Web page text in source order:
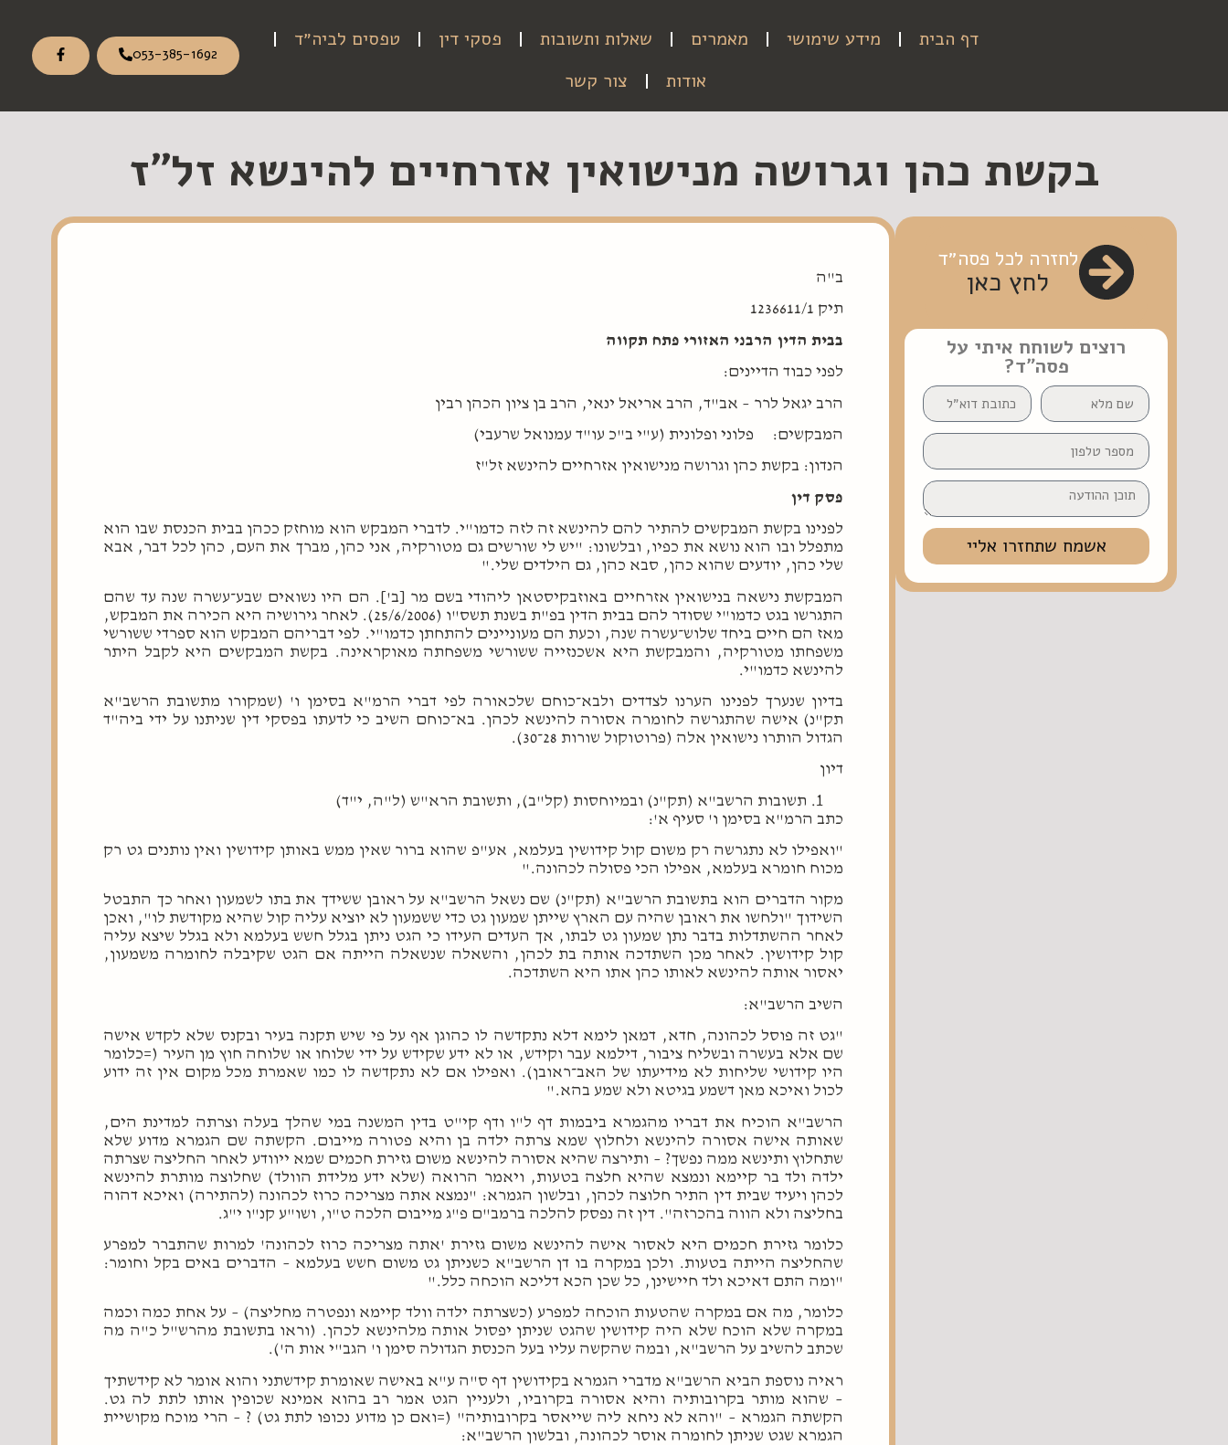
דף הבית מידע שימושי מאמרים שאלות ותשובות פסקי דין
טפסים לביה״ד
אודות
צור קשר
053-385-1692
בקשת כהן וגרושה מנישואין אזרחיים להינשא זל"ז
לחזרה לכל פסה״ד
לחץ כאן
רוצים לשוחח איתי על
פסה״ד?
אשמח שתחזרו אליי
ב"ה
תיק 1236611/1
בבית הדין הרבני האזורי פתח תקווה
לפני כבוד הדיינים:
הרב יגאל לרר – אב"ד, הרב אריאל ינאי, הרב בן ציון הכהן רבין
המבקשים: פלוני ופלונית (ע"י ב"כ עו"ד עמנואל שרעבי)
הנדון: בקשת כהן וגרושה מנישואין אזרחיים להינשא זל"ז
פסק דין
לפנינו בקשת המבקשים להתיר להם להינשא זה לזה כדמו"י. לדברי המבקש הוא מוחזק ככהן בבית הכנסת שבו הוא
מתפלל ובו הוא נושא את כפיו, ובלשונו: "יש לי שורשים גם מטורקיה, אני כהן, מברך את העם, כהן לכל דבר, אבא
שלי כהן, יודעים שהוא כהן, סבא כהן, גם הילדים שלי."
המבקשת נישאה בנישואין אזרחיים באוזבקיסטאן ליהודי בשם מר [ב']. הם היו נשואים שבע־עשרה שנה עד שהם
התגרשו בגט כדמו"י שסודר להם בבית הדין בפ"ת בשנת תשס"ו (25/6/2006). לאחר גירושיה היא הכירה את המבקש,
מאז הם חיים ביחד שלוש־עשרה שנה, וכעת הם מעוניינים להתחתן כדמו"י. לפי דבריהם המבקש הוא ספרדי ששורשי
משפחתו מטורקיה, והמבקשת היא אשכנזייה ששורשי משפחתה מאוקראינה. בקשת המבקשים היא לקבל היתר
להינשא כדמו"י.
בדיון שנערך לפנינו הערנו לצדדים ולבא־כוחם שלכאורה לפי דברי הרמ"א בסימן ו' (שמקורו מתשובת הרשב"א
תק"נ) אישה שהתגרשה לחומרה אסורה להינשא לכהן. בא־כוחם השיב כי לדעתו בפסקי דין שניתנו על ידי ביה"ד
הגדול הותרו נישואין אלה (פרוטוקול שורות 28־30).
דיון
תשובות הרשב"א (תק"נ) ובמיוחסות (קל"ב), ותשובת הרא"ש (ל"ה, י"ד)
כתב הרמ"א בסימן ו' סעיף א':
"ואפילו לא נתגרשה רק משום קול קידושין בעלמא, אע"פ שהוא ברור שאין ממש באותן קידושין ואין נותנים גט רק
מכוח חומרא בעלמא, אפילו הכי פסולה לכהונה."
מקור הדברים הוא בתשובת הרשב"א (תק"נ) שם נשאל הרשב"א על ראובן ששידך את בתו לשמעון ואחר כך התבטל
השידוך "ולחשו את ראובן שהיה עם הארץ שייתן שמעון גט כדי ששמעון לא יוציא עליה קול שהיא מקודשת לו", ואכן
לאחר ההשתדלות בדבר נתן שמעון גט לבתו, אך העדים העידו כי הגט ניתן בגלל חשש בעלמא ולא בגלל שיצא עליה
קול קידושין. לאחר מכן השתדכה אותה בת לכהן, והשאלה שנשאלה הייתה אם הגט שקיבלה לחומרה משמעון,
יאסור אותה להינשא לאותו כהן אתו היא השתדכה.
השיב הרשב"א:
"גט זה פוסל לכהונה, חדא, דמאן לימא דלא נתקדשה לו כהוגן אף על פי שיש תקנה בעיר ובקנס שלא לקדש אישה
שם אלא בעשרה ובשליח ציבור, דילמא עבר וקידש, או לא ידע שקידש על ידי שלוחו או שלוחה חוץ מן העיר (=כלומר
היו קידושי שליחות לא מידיעתו של האב־ראובן). ואפילו אם לא נתקדשה לו כמו שאמרת מכל מקום אין זה ידוע
לכול ואיכא מאן דשמע בגיטא ולא שמע בהא."
הרשב"א הוכיח את דבריו מהגמרא ביבמות דף ל"ו ודף קי"ט בדין המשנה במי שהלך בעלה וצרתה למדינת הים,
שאותה אישה אסורה להינשא ולחלוץ שמא צרתה ילדה בן והיא פטורה מייבום. הקשתה שם הגמרא מדוע שלא
שתחלוץ ותינשא ממה נפשך? – ותירצה שהיא אסורה להינשא משום גזירת חכמים שמא ייוודע לאחר החליצה שצרתה
ילדה ולד בר קיימא ונמצא שהיא חלצה בטעות, ויאמר הרואה (שלא ידע מלידת הוולד) שחלוצה מותרת להינשא
לכהן ויעיד שבית דין התיר חלוצה לכהן, ובלשון הגמרא: "נמצא אתה מצריכה כרוז לכהונה (להתירה) ואיכא דהוה
בחליצה ולא הווה בהכרזה". דין זה נפסק להלכה ברמב"ם פ"ג מייבום הלכה ט"ו, ושו"ע קנ"ו י"ג.
כלומר גזירת חכמים היא לאסור אישה להינשא משום גזירת 'אתה מצריכה כרוז לכהונה' למרות שהתברר למפרע
שהחליצה הייתה בטעות. ולכן במקרה בו דן הרשב"א כשניתן גט משום חשש בעלמא – הדברים באים בקל וחומר:
"ומה התם דאיכא ולד חיישינן, כל שכן הכא דליכא הוכחה כלל."
כלומר, מה אם במקרה שהטעות הוכחה למפרע (כשצרתה ילדה וולד קיימא ונפטרה מחליצה) – על אחת כמה וכמה
במקרה שלא הוכח שלא היה קידושין שהגט שניתן יפסול אותה מלהינשא לכהן. (וראו בתשובת מהרש"ל כ"ה מה
שכתב להשיב על הרשב"א, ובמה שהקשה עליו בעל הכנסת הגדולה סימן ו' הגב"י אות ה').
ראיה נוספת הביא הרשב"א מדברי הגמרא בקידושין דף ס"ה ע"א באישה שאומרת קידשתני והוא אומר לא קידשתיך
– שהוא מותר בקרובותיה והיא אסורה בקרוביו, ולעניין הגט אמר רב בהוא אמינא שכופין אותו לתת לה גט.
הקשתה הגמרא – "והא לא ניחא ליה שייאסר בקרובותיה" (=ואם כן מדוע נכופו לתת גט) ? – הרי מוכח מקושיית
הגמרא שגט שניתן לחומרה אוסר לכהונה, ובלשון הרשב"א: